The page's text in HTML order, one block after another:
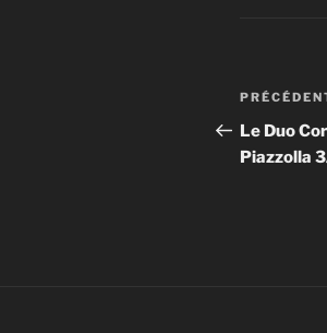
de
Article
précédent
Le Duo
Piazzolla